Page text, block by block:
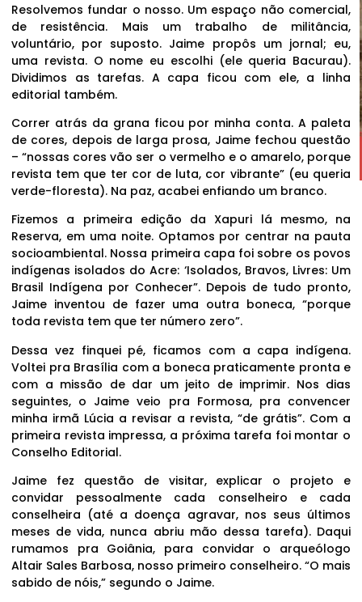
Resolvemos fundar o nosso. Um espaço não comercial,
de resistência. Mais um trabalho de militância,
voluntário, por suposto. Jaime propôs um jornal; eu,
uma revista. O nome eu escolhi (ele queria Bacurau).
Dividimos as tarefas. A capa ficou com ele, a linha
editorial também.
Correr atrás da grana ficou por minha conta. A paleta
de cores, depois de larga prosa, Jaime fechou questão
– “nossas cores vão ser o vermelho e o amarelo, porque
revista tem que ter cor de luta, cor vibrante” (eu queria
verde-floresta). Na paz, acabei enfiando um branco.
Fizemos a primeira edição da Xapuri lá mesmo, na
Reserva, em uma noite. Optamos por centrar na pauta
socioambiental. Nossa primeira capa foi sobre os povos
indígenas isolados do Acre: ‘Isolados, Bravos, Livres: Um
Brasil Indígena por Conhecer”. Depois de tudo pronto,
Jaime inventou de fazer uma outra boneca, “porque
toda revista tem que ter número zero”.
Dessa vez finquei pé, ficamos com a capa indígena.
Voltei pra Brasília com a boneca praticamente pronta e
com a missão de dar um jeito de imprimir. Nos dias
seguintes, o Jaime veio pra Formosa, pra convencer
minha irmã Lúcia a revisar a revista, “de grátis”. Com a
primeira revista impressa, a próxima tarefa foi montar o
Conselho Editorial.
Jaime fez questão de visitar, explicar o projeto e
convidar pessoalmente cada conselheiro e cada
conselheira (até a doença agravar, nos seus últimos
meses de vida, nunca abriu mão dessa tarefa). Daqui
rumamos pra Goiânia, para convidar o arqueólogo
Altair Sales Barbosa, nosso primeiro conselheiro. “O mais
sabido de nóis,” segundo o Jaime.